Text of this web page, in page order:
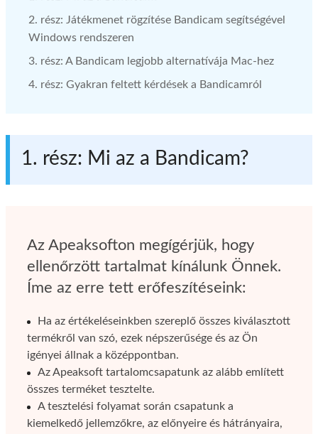
2. rész: Játékmenet rögzítése Bandicam segítségével
Windows rendszeren
3. rész: A Bandicam legjobb alternatívája Mac-hez
4. rész: Gyakran feltett kérdések a Bandicamról
1. rész: Mi az a Bandicam?
Az Apeaksofton megígérjük, hogy
ellenőrzött tartalmat kínálunk Önnek.
Íme az erre tett erőfeszítéseink:
Ha az értékeléseinkben szereplő összes kiválasztott
termékről van szó, ezek népszerűsége és az Ön
igényei állnak a középpontban.
Az Apeaksoft tartalomcsapatunk az alább említett
összes terméket tesztelte.
A tesztelési folyamat során csapatunk a
kiemelkedő jellemzőkre, az előnyeire és hátrányaira,